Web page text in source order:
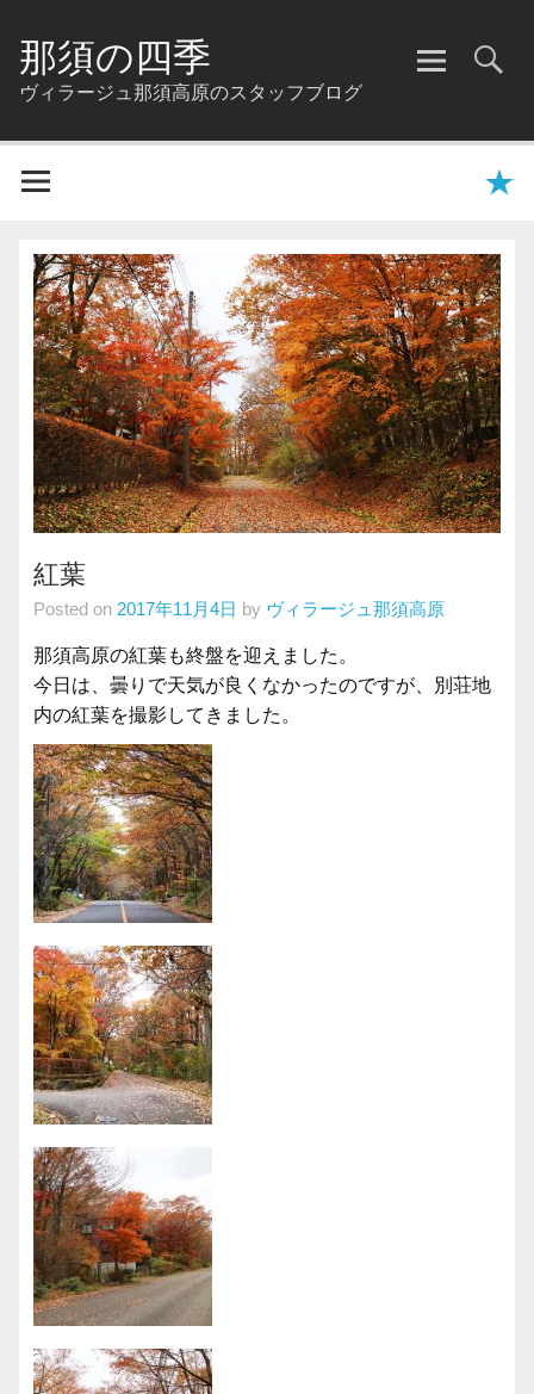
那須の四季
ヴィラージュ那須高原のスタッフブログ
紅葉
Posted on 2017年11月4日 by ヴィラージュ那須高原
那須高原の紅葉も終盤を迎えました。
今日は、曇りで天気が良くなかったのですが、別荘地
内の紅葉を撮影してきました。